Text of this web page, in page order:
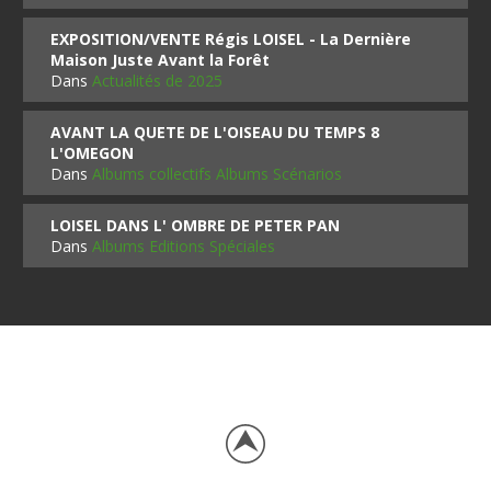
EXPOSITION/VENTE Régis LOISEL - La Dernière
Maison Juste Avant la Forêt
DansActualités de 2025
AVANT LA QUETE DE L'OISEAU DU TEMPS 8
L'OMEGON
DansAlbums collectifs Albums Scénarios
LOISEL DANS L' OMBRE DE PETER PAN
DansAlbums Editions Spéciales